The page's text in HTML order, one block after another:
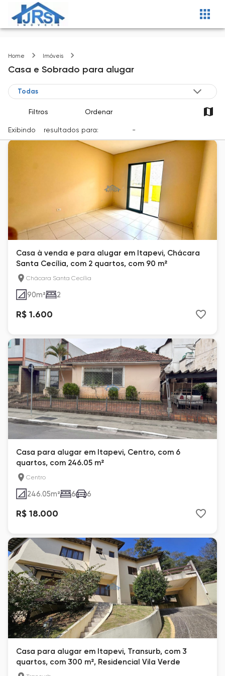
Home Imóveis
Casa e Sobrado para alugar
Filtros Ordenar
Exibindo resultados para: -
Casa à venda e para alugar em Itapevi, Chácara
Santa Cecília, com 2 quartos, com 90 m²
Chácara Santa Cecília
90m² 2
R$ 1.600
Casa para alugar em Itapevi, Centro, com 6
quartos, com 246.05 m²
Centro
246.05m² 6 6
R$ 18.000
Casa para alugar em Itapevi, Transurb, com 3
quartos, com 300 m², Residencial Vila Verde